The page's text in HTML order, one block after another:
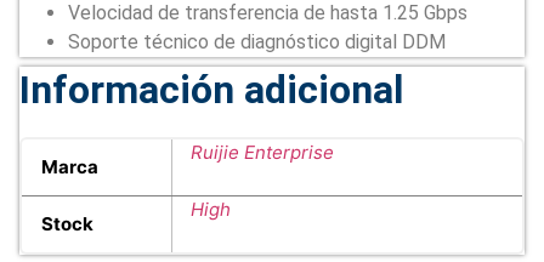
Velocidad de transferencia de hasta 1.25 Gbps
Soporte técnico de diagnóstico digital DDM
Información adicional
Marca
Ruijie Enterprise
Stock
High